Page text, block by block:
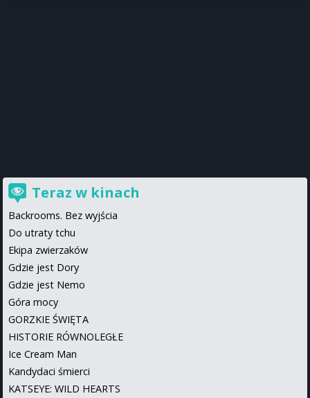
Teraz w kinach
Backrooms. Bez wyjścia
Do utraty tchu
Ekipa zwierzaków
Gdzie jest Dory
Gdzie jest Nemo
Góra mocy
GORZKIE ŚWIĘTA
HISTORIE RÓWNOLEGŁE
Ice Cream Man
Kandydaci śmierci
KATSEYE: WILD HEARTS